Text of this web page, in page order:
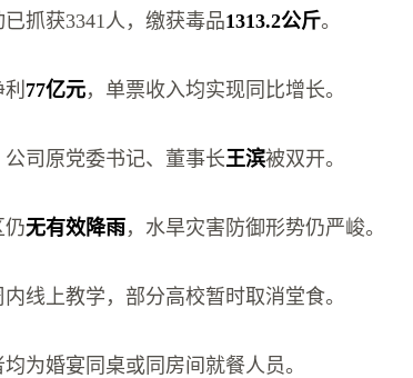
抓获3341人，缴获毒品1313.2公斤。
77亿元，单票收入均实现同比增长。
司原党委书记、董事长王滨被双开。
仍无有效降雨，水旱灾害防御形势仍严峻。
线上教学，部分高校暂时取消堂食。
均为婚宴同桌或同房间就餐人员。